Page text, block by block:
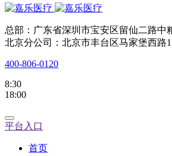
总部：广东省深圳市宝安区留仙二路中
北京分公司：北京市丰台区马家堡西路
400-806-0120
8:30
18:00
平台入口
首页